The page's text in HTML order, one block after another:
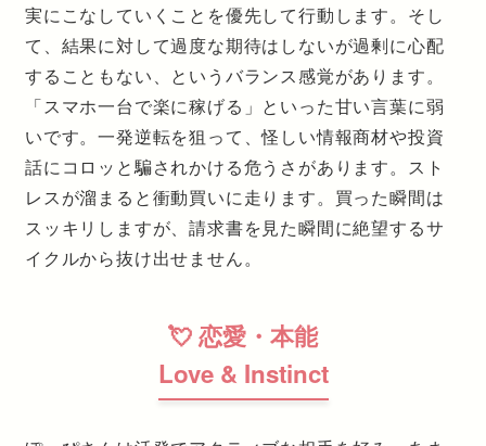
実にこなしていくことを優先して行動します。そし
て、結果に対して過度な期待はしないが過剰に心配
することもない、というバランス感覚があります。
「スマホ一台で楽に稼げる」といった甘い言葉に弱
いです。一発逆転を狙って、怪しい情報商材や投資
話にコロッと騙されかける危うさがあります。スト
レスが溜まると衝動買いに走ります。買った瞬間は
スッキリしますが、請求書を見た瞬間に絶望するサ
イクルから抜け出せません。
💘 恋愛・本能
Love & Instinct